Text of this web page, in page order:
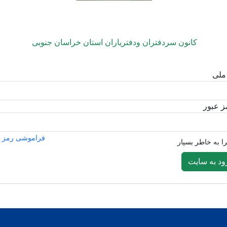
کانون سردفتران ودفتریاران استان خراسان جنوبی
عبور
به خاطر بسپار
فراموشی رمز
به سایت